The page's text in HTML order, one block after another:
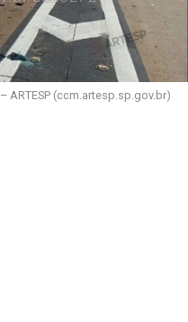
ARTESP (ccm.artesp.sp.gov.br)